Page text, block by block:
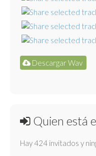
Descargar Wav
Quien está
Hay 424 invitados y